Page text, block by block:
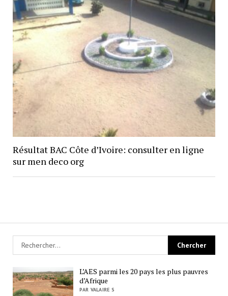
Résultat BAC Côte d’Ivoire: consulter en ligne
sur men deco org
L’AES parmi les 20 pays les plus pauvres
d’Afrique
PAR VALAIRE S